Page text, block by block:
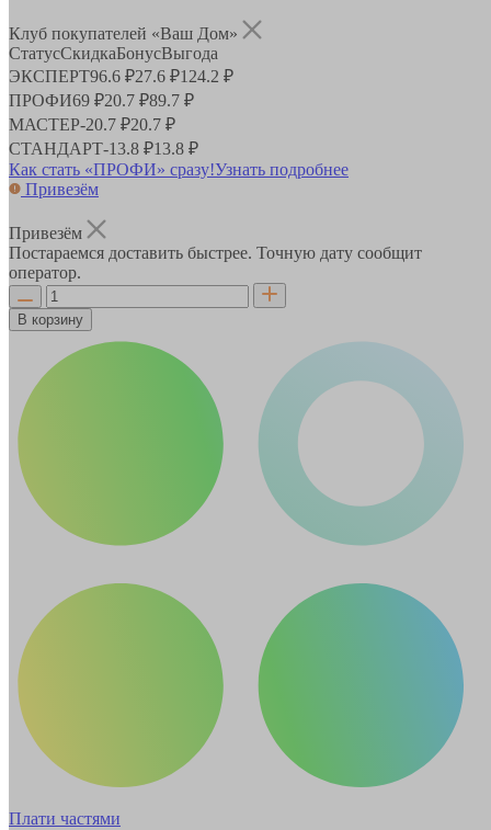
Клуб покупателей «Ваш Дом»
СтатусСкидкаБонусВыгода
ЭКСПЕРТ96.6 ₽27.6 ₽124.2 ₽
ПРОФИ69 ₽20.7 ₽89.7 ₽
МАСТЕР-20.7 ₽20.7 ₽
СТАНДАРТ-13.8 ₽13.8 ₽
Как стать «ПРОФИ» сразу!Узнать подробнее
Привезём
Привезём
Постараемся доставить быстрее. Точную дату сообщит
оператор.
В корзину
Плати частями